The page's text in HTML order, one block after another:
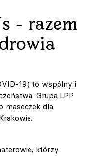
- razem
19) to wspólny i
Grupa LPP
maseczek dla
którzy